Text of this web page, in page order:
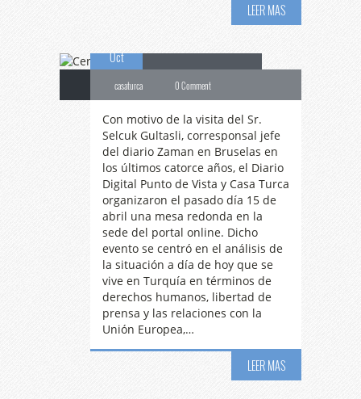
LEER MAS
Oct
casaturca 0 Comment
Con motivo de la visita del Sr.
Selcuk Gultasli, corresponsal jefe
del diario Zaman en Bruselas en
los últimos catorce años, el Diario
Digital Punto de Vista y Casa Turca
organizaron el pasado día 15 de
abril una mesa redonda en la
sede del portal online. Dicho
evento se centró en el análisis de
la situación a día de hoy que se
vive en Turquía en términos de
derechos humanos, libertad de
prensa y las relaciones con la
Unión Europea,…
LEER MAS
Conferencia
«Turquía: Un candidato
incómodo para la